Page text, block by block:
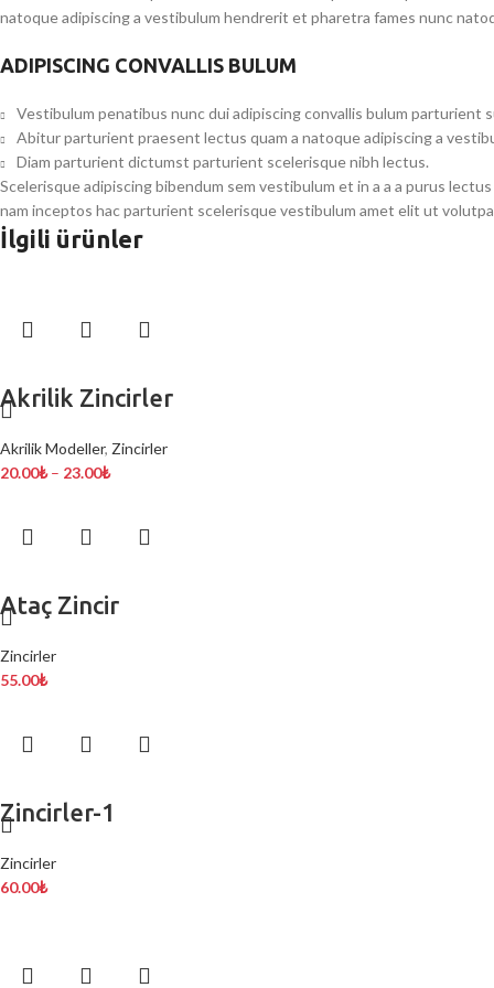
natoque adipiscing a vestibulum hendrerit et pharetra fames nunc
ADIPISCING CONVALLIS BULUM
Vestibulum penatibus nunc dui adipiscing convallis bulum parturient
Abitur parturient praesent lectus quam a natoque adipiscing a
Diam parturient dictumst parturient scelerisque nibh lectus.
Scelerisque adipiscing bibendum sem vestibulum et in a a a purus
nam inceptos hac parturient scelerisque vestibulum amet elit ut
İlgili ürünler
Akrilik Zincirler
Akrilik Modeller, Zincirler
20.00₺ – 23.00₺
Ataç Zincir
Zincirler
55.00₺
Zincirler-1
Zincirler
60.00₺